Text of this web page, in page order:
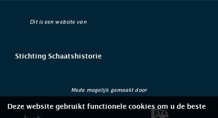
Dit is een website van
Stichting Schaatshistorie
Mede mogelijk gemaakt door
Deze website gebruikt functionele cookies om u de beste